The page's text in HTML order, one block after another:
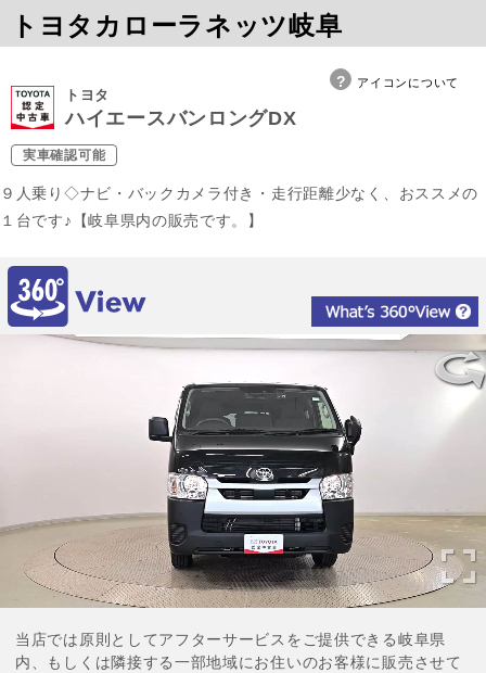
トヨタカローラネッツ岐阜
アイコンについて
トヨタ
ハイエースバンロングDX
実車確認可能
９人乗り◇ナビ・バックカメラ付き・走行距離少なく、おススメの
１台です♪【岐阜県内の販売です。】
当店では原則としてアフターサービスをご提供できる岐阜県
内、もしくは隣接する一部地域にお住いのお客様に販売させて